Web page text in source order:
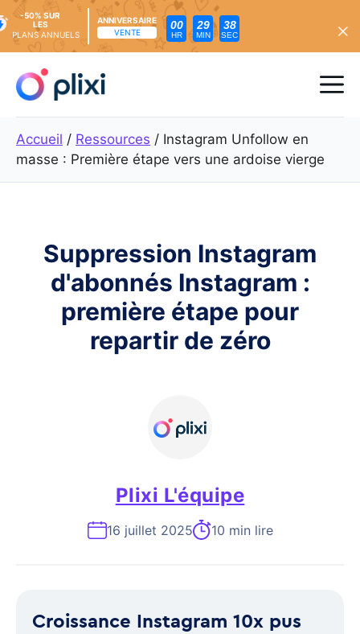
content
-50% SUR
LES
PLANS ANNUELS
ANNIVERSAIRE
VENTE
00
HR
29
MIN
36
SEC
Accueil / Ressources / Instagram Unfollow en
masse : Première étape vers une ardoise vierge
Suppression Instagram
d'abonnés Instagram :
première étape pour
repartir de zéro
Plixi L'équipe
16 juillet 2025 10 min lire
Croissance Instagram 10x pus